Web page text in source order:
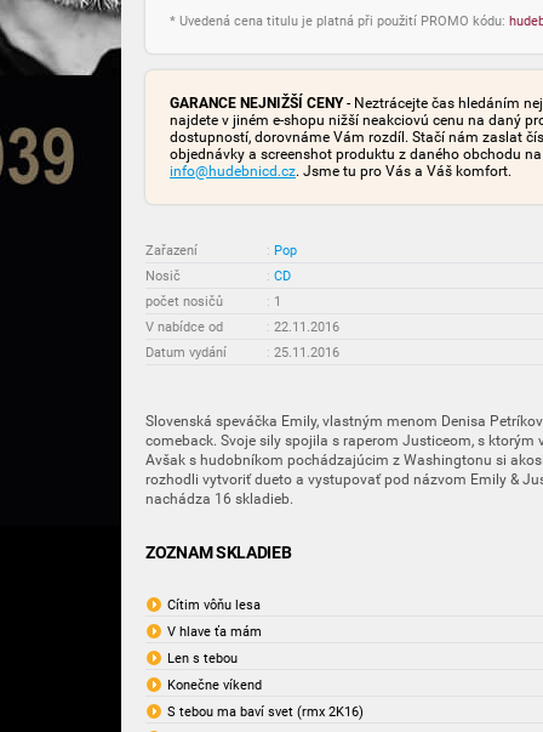
* Uvedená cena titulu je platná při použití PROMO kódu:
GARANCE NEJNIŽŠÍ CENY- Neztrácejte čas hledáním
najdete v jiném e-shopu nižší neakciovú cenu na daný
dostupností, dorovnáme Vám rozdíl. Stačí nám zaslat
objednávky a screenshot produktu z daného obchodu
info@hudebnicd.cz. Jsme tu pro Vás a Váš komfort.
Zařazení : Pop
Nosič
: CD
počet nosičů
: 1
V nabídce od
: 22.11.2016
Datum vydání
: 25.11.2016
Slovenská speváčka Emily, vlastným menom Denisa
comeback. Svoje sily spojila s raperom Justiceom, s
Avšak s hudobníkom pochádzajúcim z Washingtonu si
rozhodli vytvoriť dueto a vystupovať pod názvom Emily &
nachádza 16 skladieb.
ZOZNAM SKLADIEB
Cítim vôňu lesa
V hlave ťa mám
Len s tebou
Konečne víkend
S tebou ma baví svet (rmx 2K16)